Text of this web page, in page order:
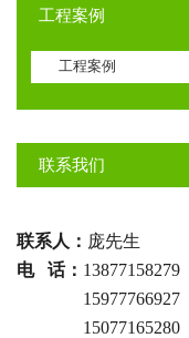
工程案例
工程案例
联系我们
联系人： 庞先生
电 话： 13877158279
15977766927
15077165280